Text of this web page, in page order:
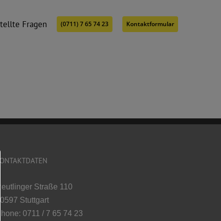
Fragen (0711) 7 65 74 23 Kontaktformular
KONTAKTDATEN
Reutlinger Straße 110
70597 Stuttgart
Phone: 0711 / 7 65 74 23